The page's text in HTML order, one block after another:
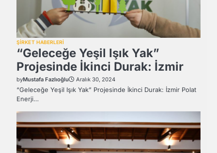
ŞİRKET HABERLERİ
“Geleceğe Yeşil Işık Yak”
Projesinde İkinci Durak: İzmir
byMustafa Fazlıoğlu Aralık 30, 2024
“Geleceğe Yeşil Işık Yak” Projesinde İkinci Durak: İzmir Polat
Enerji…